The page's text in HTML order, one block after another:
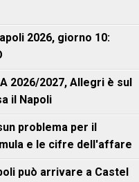
2026, giorno 10:
2026/2027, Allegri è sul
il Napoli
problema per il
e le cifre dell'affare
può arrivare a Castel